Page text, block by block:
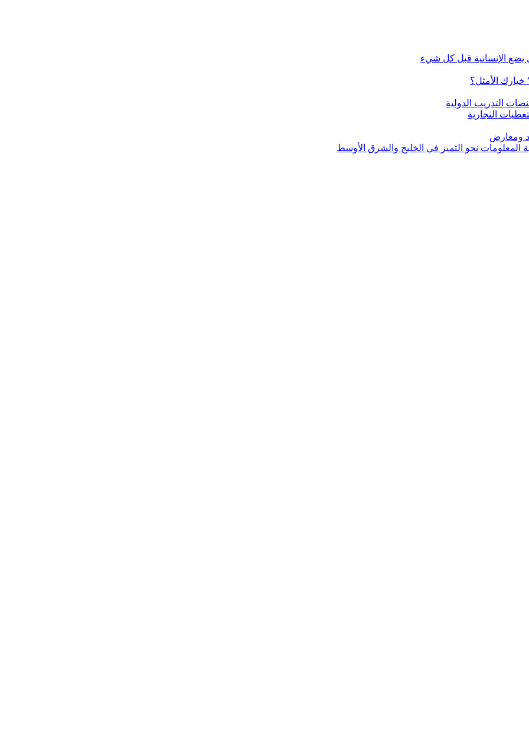
يضع الإنسانية قبل كل شيء
خيارك الأمثل؟
التدريب الدولية
التجارية
ومعارض
المعلومات نحو التميز في الخليج والشرق الأوسط